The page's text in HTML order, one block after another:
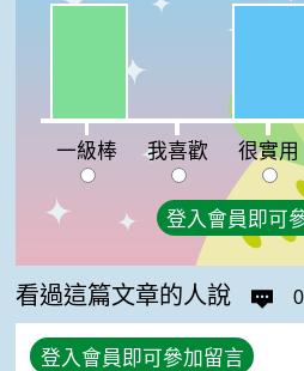
我喜歡:0%
一級棒 我喜歡 很實用
登入會員即可
看過這篇文章的人說
登入會員即可參加留言